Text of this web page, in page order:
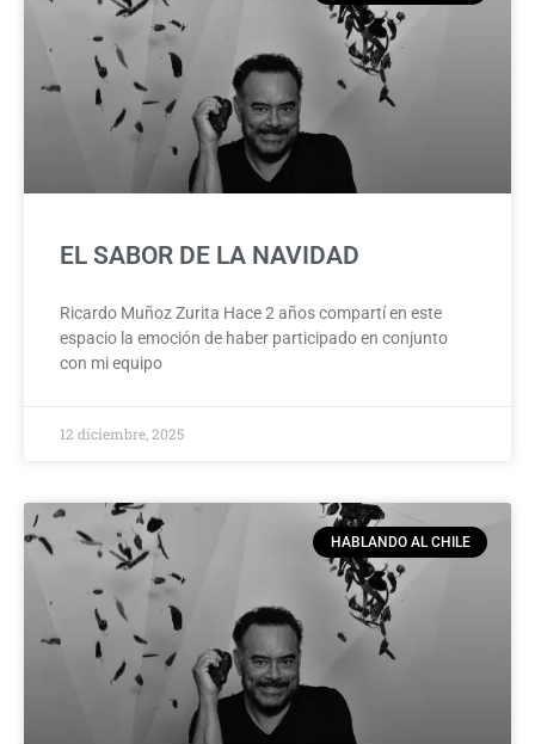
EL SABOR DE LA NAVIDAD
Ricardo Muñoz Zurita Hace 2 años compartí en este
espacio la emoción de haber participado en conjunto
con mi equipo
12 diciembre, 2025
HABLANDO AL CHILE